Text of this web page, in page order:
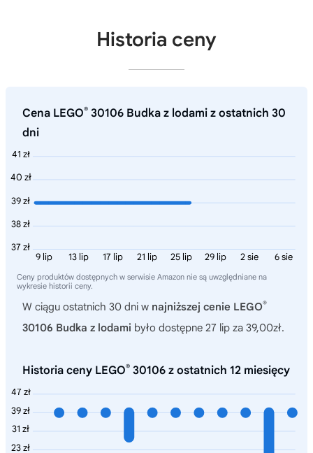
Historia ceny
Cena LEGO® 30106 Budka z lodami z ostatnich 30
dni
41 zł
40 zł
39 zł
38 zł
37 zł
6 sie
2 sie
29 lip
25 lip
21 lip
17 lip
13 lip
9 lip
Ceny produktów dostępnych w serwisie Amazon nie są uwzględniane na
wykresie historii ceny.
W ciągu ostatnich 30 dni w najniższej cenie LEGO®
30106 Budka z lodami było dostępne 27 lip za 39,00zł.
Historia ceny LEGO® 30106 z ostatnich 12 miesięcy
47 zł
39 zł
31 zł
23 zł